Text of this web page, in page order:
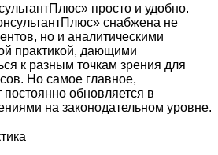
просто и удобно.
снабжена не
но и аналитическими
практикой, дающими
к разным точкам зрения для
Но самое главное,
обновляется в
на законодательном уровне.